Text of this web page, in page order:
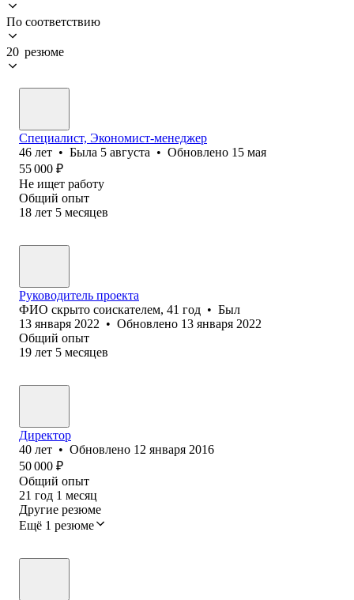
По соответствию
20 резюме
Специалист, Экономист-менеджер
46 лет • Была 5 августа • Обновлено 15 мая
55 000 ₽
Не ищет работу
Общий опыт
18 лет 5 месяцев
Руководитель проекта
ФИО скрыто соискателем, 41 год • Был
13 января 2022 • Обновлено 13 января 2022
Общий опыт
19 лет 5 месяцев
Директор
40 лет • Обновлено 12 января 2016
50 000 ₽
Общий опыт
21 год 1 месяц
Другие резюме
Ещё 1 резюме